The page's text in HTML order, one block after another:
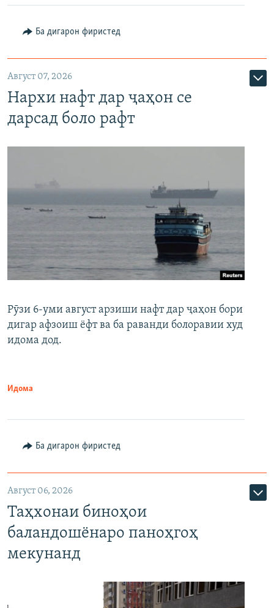
Ба дигарон фиристед
Август 07, 2026
Нархи нафт дар ҷаҳон се
дарсад боло рафт
Рӯзи 6-уми август арзиши нафт дар ҷаҳон бори
дигар афзоиш ёфт ва ба раванди болоравии худ
идома дод.
Идома
Ба дигарон фиристед
Август 06, 2026
Таҳхонаи биноҳои
баландошёнаро паноҳгоҳ
мекунанд